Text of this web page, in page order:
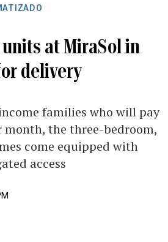
at MiraSol in
delivery
families who will pay
month, the three-bedroom,
come equipped with
access